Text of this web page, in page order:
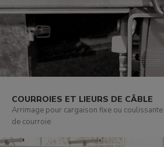
COURROIES ET LIEURS DE CÂBLE
Arrimage pour cargaison fixe ou
de courroie